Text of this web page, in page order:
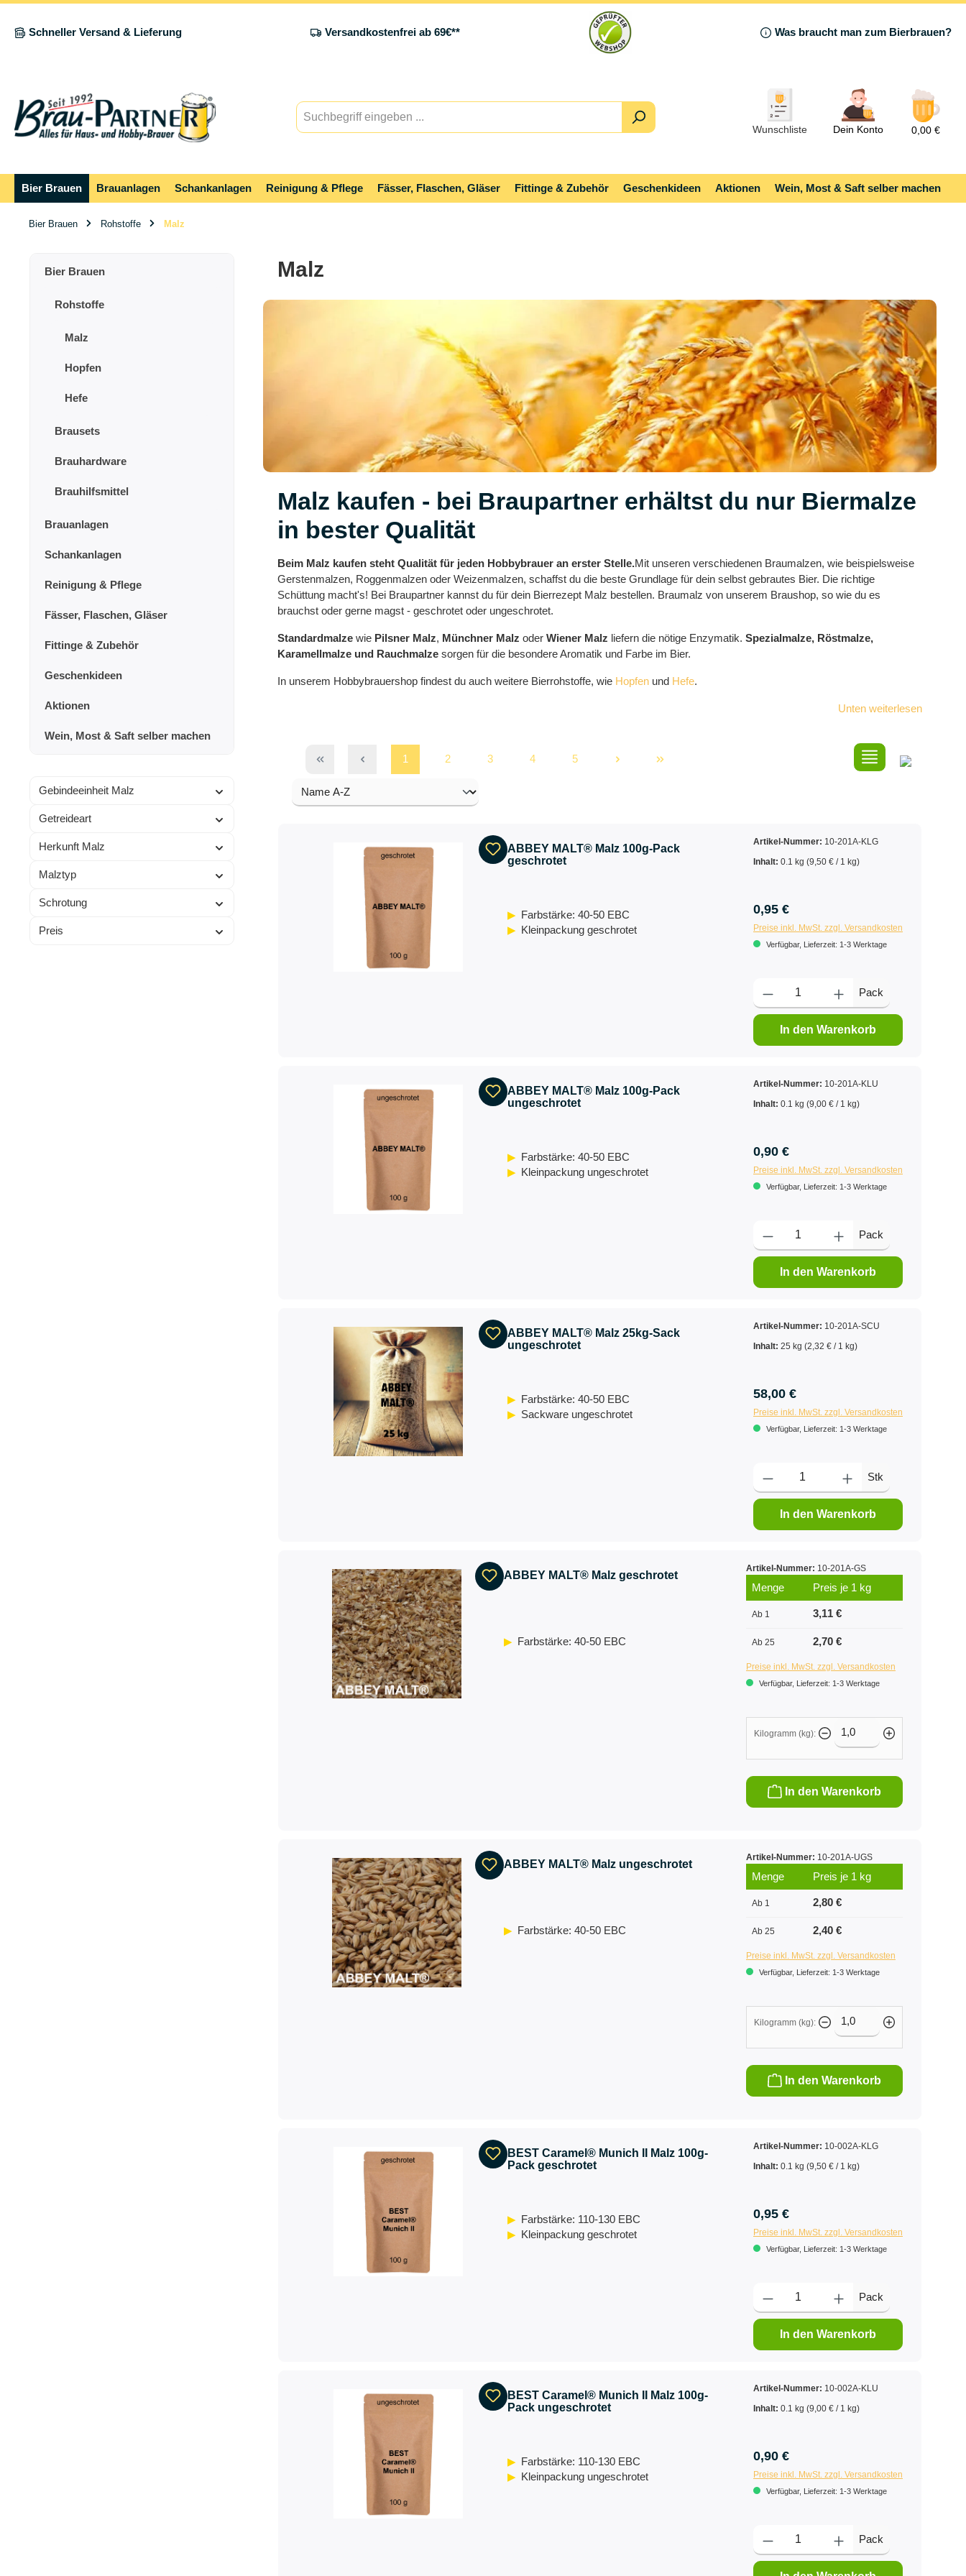
Schneller Versand & Lieferung
Versandkostenfrei ab 69€** Was braucht man zum Bierbrauen?
Wunschliste Dein Konto 0,00 €
Bier Brauen Brauanlagen Schankanlagen Reinigung & Pflege Fässer, Flaschen, Gläser Fittinge & Zubehör Geschenkideen Aktionen Wein, Most & Saft selber machen
Bier Brauen Rohstoffe Malz
Bier Brauen
Rohstoffe
Malz
Hopfen
Hefe
Brausets
Brauhardware
Brauhilfsmittel
Brauanlagen
Schankanlagen
Reinigung & Pflege
Fässer, Flaschen, Gläser
Fittinge & Zubehör
Geschenkideen
Aktionen
Wein, Most & Saft selber machen
Gebindeeinheit Malz
Getreideart
Herkunft Malz
Malztyp
Schrotung
Preis
Malz
Malz kaufen - bei Braupartner erhältst du nur Biermalze
in bester Qualität
Beim Malz kaufen steht Qualität für jeden Hobbybrauer an erster Stelle.Mit unseren verschiedenen Braumalzen, wie beispielsweise
Gerstenmalzen, Roggenmalzen oder Weizenmalzen, schaffst du die beste Grundlage für dein selbst gebrautes Bier. Die richtige
Schüttung macht's! Bei Braupartner kannst du für dein Bierrezept Malz bestellen. Braumalz von unserem Braushop, so wie du es
brauchst oder gerne magst - geschrotet oder ungeschrotet.
Standardmalze wie Pilsner Malz, Münchner Malz oder Wiener Malz liefern die nötige Enzymatik. Spezialmalze, Röstmalze,
Karamellmalze und Rauchmalze sorgen für die besondere Aromatik und Farbe im Bier.
In unserem Hobbybrauershop findest du auch weitere Bierrohstoffe, wie Hopfen und Hefe.
Unten weiterlesen
1 2 3 4 5
ABBEY MALT® Malz 100g-Pack
geschrotet
Farbstärke: 40-50 EBC
Kleinpackung geschrotet
Artikel-Nummer: 10-201A-KLG
Inhalt: 0.1 kg (9,50 € / 1 kg)
0,95 €
Preise inkl. MwSt. zzgl. Versandkosten
Verfügbar, Lieferzeit: 1-3 Werktage
Pack
In den Warenkorb
ABBEY MALT® Malz 100g-Pack
ungeschrotet
Farbstärke: 40-50 EBC
Kleinpackung ungeschrotet
Artikel-Nummer: 10-201A-KLU
Inhalt: 0.1 kg (9,00 € / 1 kg)
0,90 €
Preise inkl. MwSt. zzgl. Versandkosten
Verfügbar, Lieferzeit: 1-3 Werktage
Pack
In den Warenkorb
ABBEY MALT® Malz 25kg-Sack
ungeschrotet
Farbstärke: 40-50 EBC
Sackware ungeschrotet
Artikel-Nummer: 10-201A-SCU
Inhalt: 25 kg (2,32 € / 1 kg)
58,00 €
Preise inkl. MwSt. zzgl. Versandkosten
Verfügbar, Lieferzeit: 1-3 Werktage
Stk
In den Warenkorb
ABBEY MALT® Malz geschrotet
Farbstärke: 40-50 EBC
Artikel-Nummer: 10-201A-GS
Menge Preis je 1 kg
Ab 1 3,11 €
Ab 25 2,70 €
Preise inkl. MwSt. zzgl. Versandkosten
Verfügbar, Lieferzeit: 1-3 Werktage
Kilogramm (kg):
In den Warenkorb
ABBEY MALT® Malz ungeschrotet
Farbstärke: 40-50 EBC
Artikel-Nummer: 10-201A-UGS
Menge Preis je 1 kg
Ab 1 2,80 €
Ab 25 2,40 €
Preise inkl. MwSt. zzgl. Versandkosten
Verfügbar, Lieferzeit: 1-3 Werktage
Kilogramm (kg):
In den Warenkorb
BEST Caramel® Munich II Malz 100g-
Pack geschrotet
Farbstärke: 110-130 EBC
Kleinpackung geschrotet
Artikel-Nummer: 10-002A-KLG
Inhalt: 0.1 kg (9,50 € / 1 kg)
0,95 €
Preise inkl. MwSt. zzgl. Versandkosten
Verfügbar, Lieferzeit: 1-3 Werktage
Pack
In den Warenkorb
BEST Caramel® Munich II Malz 100g-
Pack ungeschrotet
Farbstärke: 110-130 EBC
Kleinpackung ungeschrotet
Artikel-Nummer: 10-002A-KLU
Inhalt: 0.1 kg (9,00 € / 1 kg)
0,90 €
Preise inkl. MwSt. zzgl. Versandkosten
Verfügbar, Lieferzeit: 1-3 Werktage
Pack